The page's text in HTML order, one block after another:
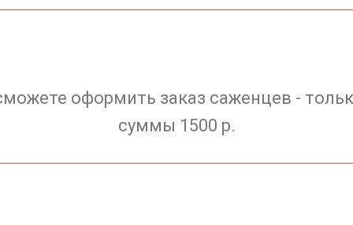
оформить заказ саженцев -
суммы 1500 р.